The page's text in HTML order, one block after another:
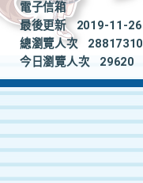
電子信箱
最後更新
2019-11-26
總瀏覽人次
28817310
今日瀏覽人次
29620